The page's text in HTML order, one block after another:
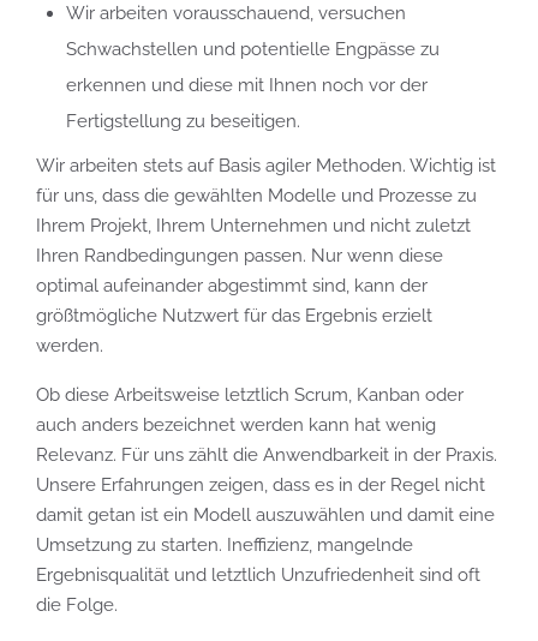
Wir arbeiten vorausschauend, versuchen
Schwachstellen und potentielle Engpässe zu
erkennen und diese mit Ihnen noch vor der
Fertigstellung zu beseitigen.
Wir arbeiten stets auf Basis agiler Methoden. Wichtig ist
für uns, dass die gewählten Modelle und Prozesse zu
Ihrem Projekt, Ihrem Unternehmen und nicht zuletzt
Ihren Randbedingungen passen. Nur wenn diese
optimal aufeinander abgestimmt sind, kann der
größtmögliche Nutzwert für das Ergebnis erzielt
werden.
Ob diese Arbeitsweise letztlich Scrum, Kanban oder
auch anders bezeichnet werden kann hat wenig
Relevanz. Für uns zählt die Anwendbarkeit in der Praxis.
Unsere Erfahrungen zeigen, dass es in der Regel nicht
damit getan ist ein Modell auszuwählen und damit eine
Umsetzung zu starten. Ineffizienz, mangelnde
Ergebnisqualität und letztlich Unzufriedenheit sind oft
die Folge.